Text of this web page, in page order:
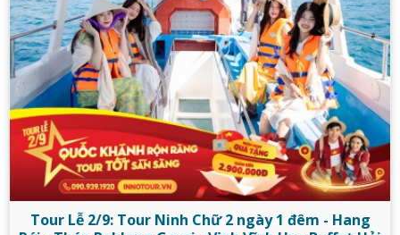
Tour Lễ 2/9: Tour Ninh Chữ 2 ngày 1 đêm - Hang